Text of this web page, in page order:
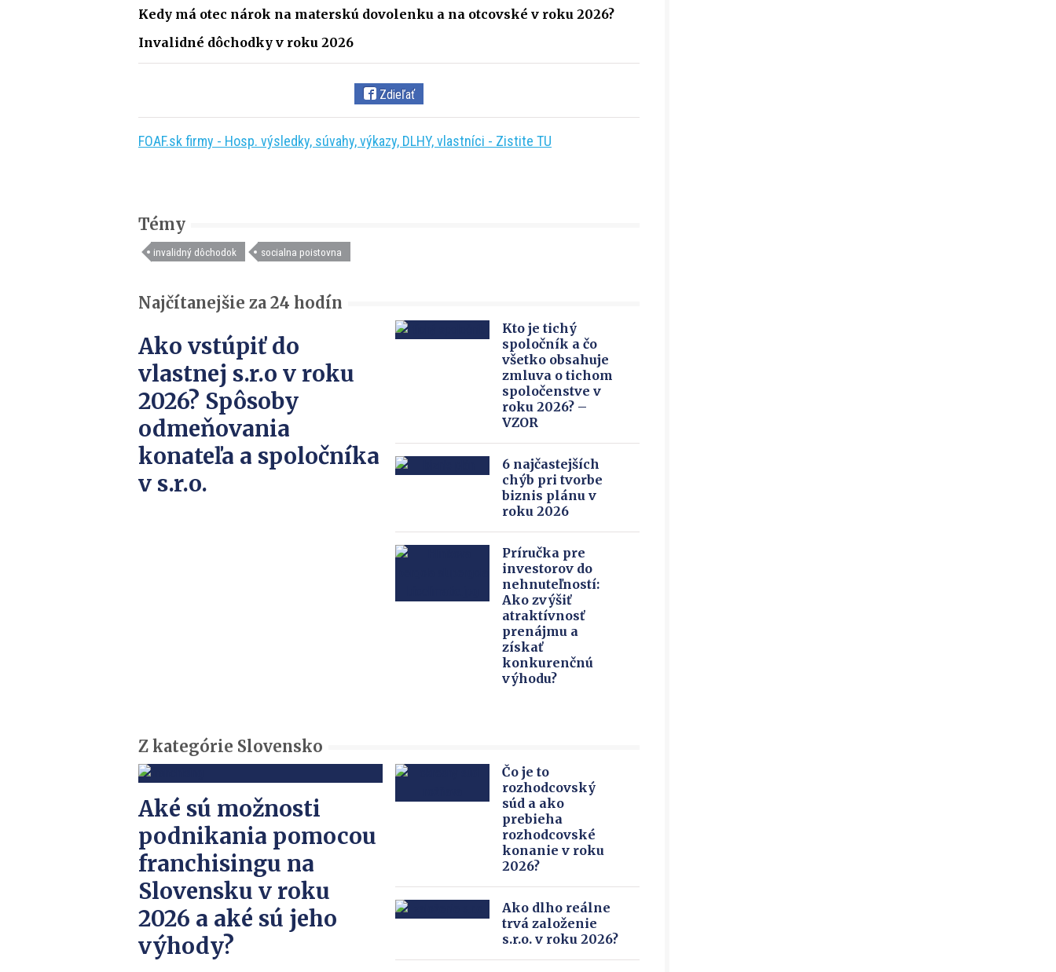
Kedy má otec nárok na materskú dovolenku a na otcovské v roku 2026?
Invalidné dôchodky v roku 2026
Zdieľať
FOAF.sk firmy - Hosp. výsledky, súvahy, výkazy, DLHY, vlastníci - Zistite TU
Témy
invalidný dôchodok socialna poistovna
Najčítanejšie za 24 hodín
Ako vstúpiť do
vlastnej s.r.o v roku
2026? Spôsoby
odmeňovania
konateľa a spoločníka
v s.r.o.
Kto je tichý
spoločník a čo
všetko obsahuje
zmluva o tichom
spoločenstve v
roku 2026? –
VZOR
6 najčastejších
chýb pri tvorbe
biznis plánu v
roku 2026
Príručka pre
investorov do
nehnuteľností:
Ako zvýšiť
atraktívnosť
prenájmu a
získať
konkurenčnú
výhodu?
Z kategórie Slovensko
Aké sú možnosti
podnikania pomocou
franchisingu na
Slovensku v roku
2026 a aké sú jeho
výhody?
Čo je to
rozhodcovský
súd a ako
prebieha
rozhodcovské
konanie v roku
2026?
Ako dlho reálne
trvá založenie
s.r.o. v roku 2026?